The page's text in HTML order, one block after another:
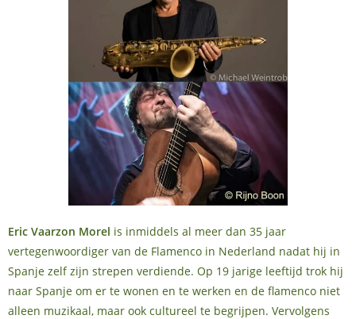
Eric Vaarzon Morel is inmiddels al meer dan 35 jaar
vertegenwoordiger van de Flamenco in Nederland nadat hij in
Spanje zelf zijn strepen verdiende. Op 19 jarige leeftijd trok hij
naar Spanje om er te wonen en te werken en de flamenco niet
alleen muzikaal, maar ook cultureel te begrijpen. Vervolgens